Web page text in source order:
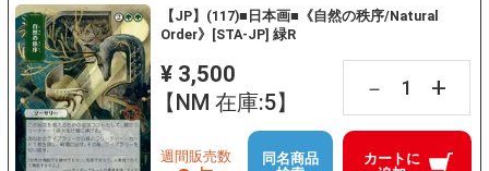
【JP】(117)■日本画■《自然の秩序/Natural
Order》[STA-JP] 緑R
¥ 3,500
【NM 在庫:5】
－ +
カートに
週間販売数
同名商品